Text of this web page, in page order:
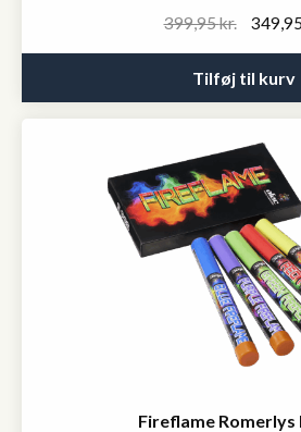
399,95kr.
was:
349,95
Tilføj til kurv
Fireflame Romerlys